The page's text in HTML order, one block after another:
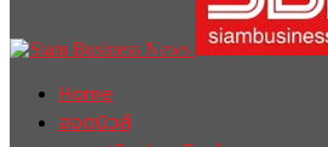
Home
ฮอตนิวส์